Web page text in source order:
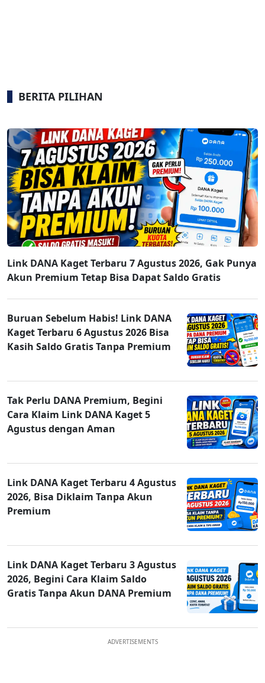
BERITA PILIHAN
Link DANA Kaget Terbaru 7 Agustus 2026, Gak Punya
Akun Premium Tetap Bisa Dapat Saldo Gratis
Buruan Sebelum Habis! Link DANA
Kaget Terbaru 6 Agustus 2026 Bisa
Kasih Saldo Gratis Tanpa Premium
Tak Perlu DANA Premium, Begini
Cara Klaim Link DANA Kaget 5
Agustus dengan Aman
Link DANA Kaget Terbaru 4 Agustus
2026, Bisa Diklaim Tanpa Akun
Premium
Link DANA Kaget Terbaru 3 Agustus
2026, Begini Cara Klaim Saldo
Gratis Tanpa Akun DANA Premium
ADVERTISEMENTS